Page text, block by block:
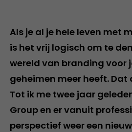
Als je al je hele leven met
is het vrij logisch om te
wereld van branding voor
geheimen meer heeft. Dat
Tot ik me twee jaar
Group en er vanuit
perspectief weer een